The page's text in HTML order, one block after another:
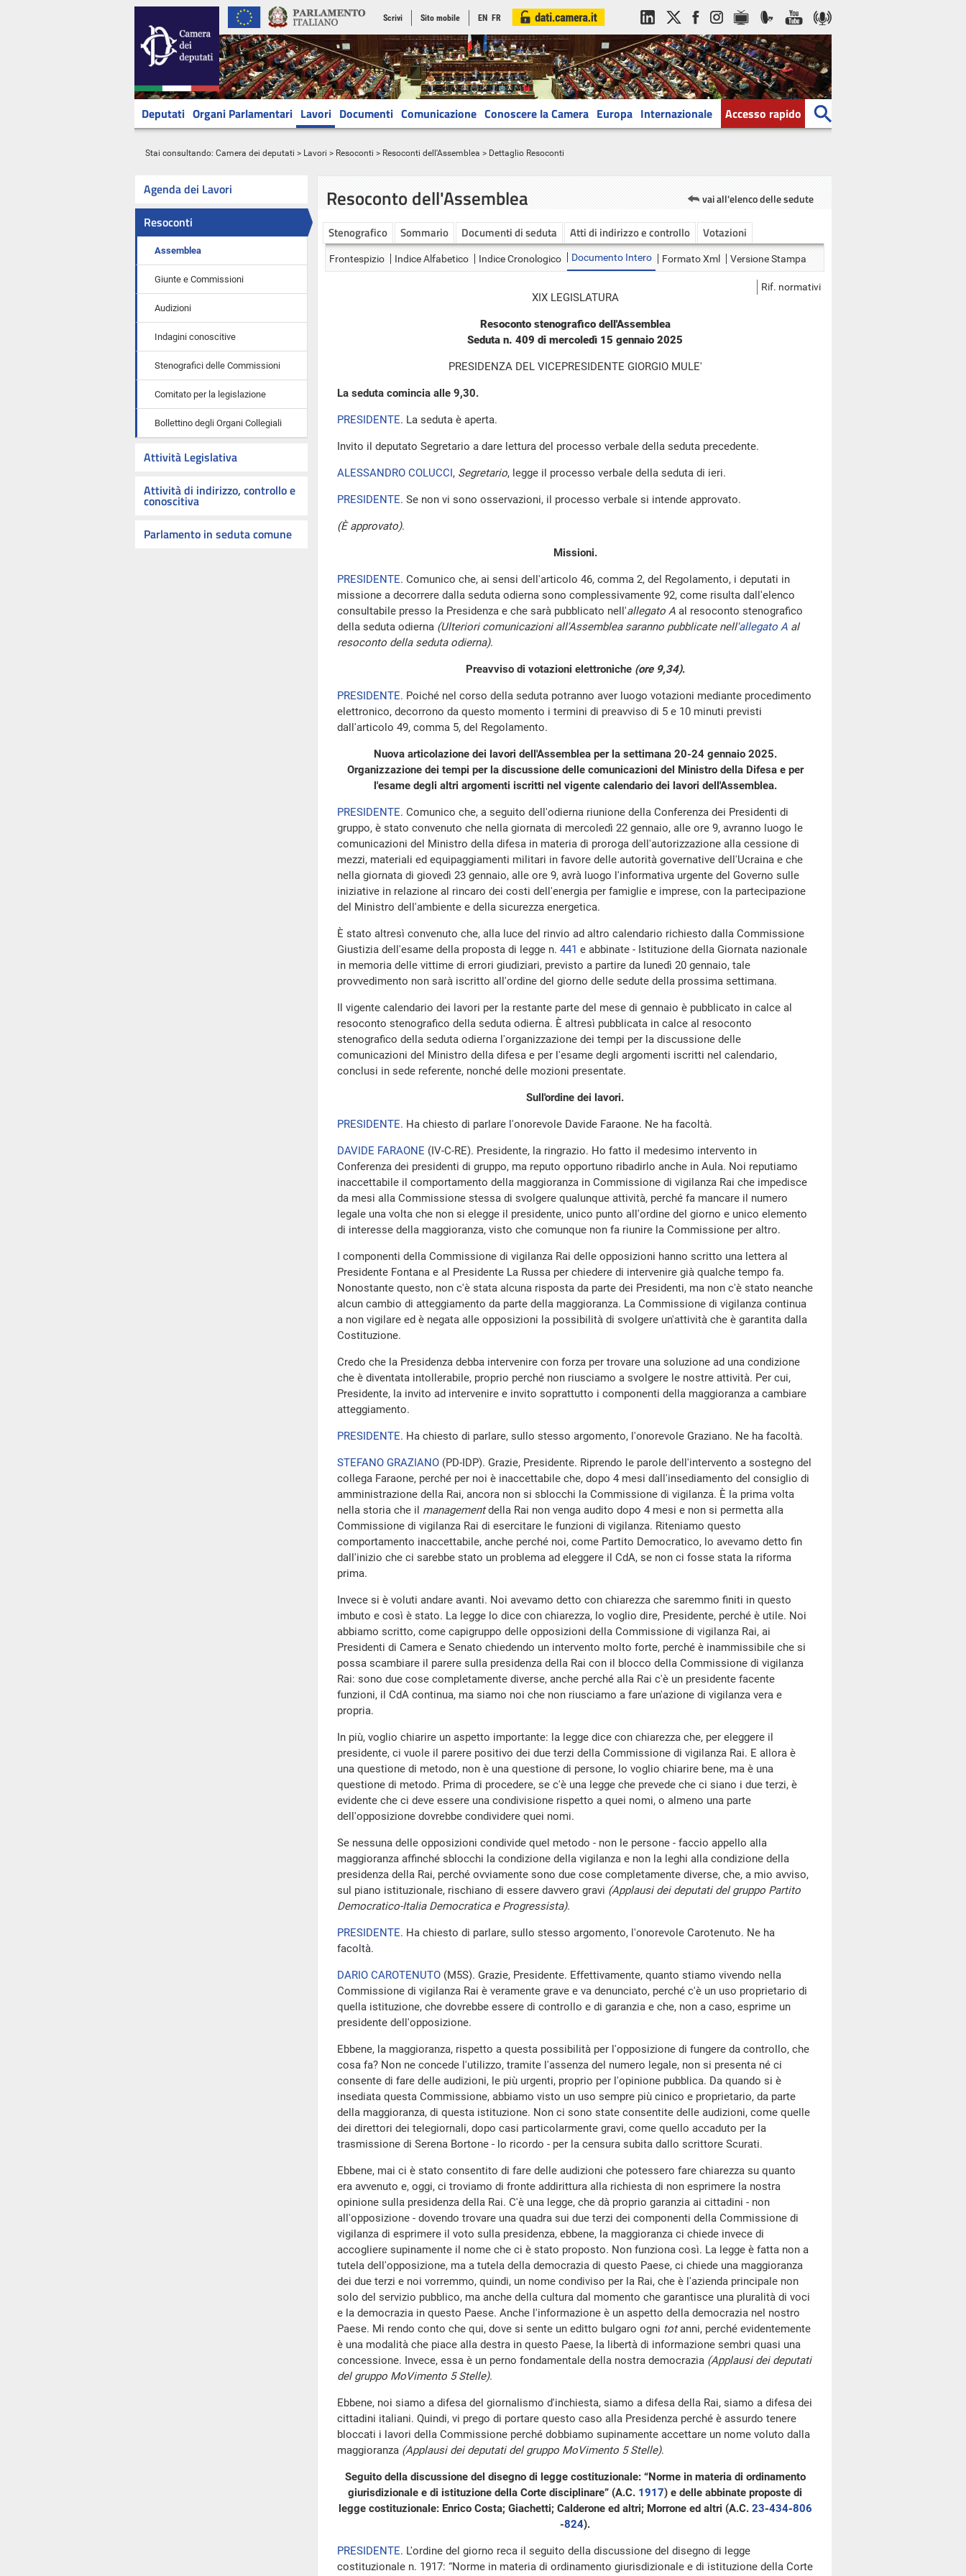
Scrivi Sito mobile EN FR
Deputati Organi Parlamentari Lavori Documenti Comunicazione Conoscere la Camera Europa Internazionale Accesso rapido
Stai consultando: Camera dei deputati > Lavori > Resoconti > Resoconti dell'Assemblea > Dettaglio Resoconti
Agenda dei Lavori
Resoconti
Assemblea
Giunte e Commissioni
Audizioni
Indagini conoscitive
Stenografici delle Commissioni
Comitato per la legislazione
Bollettino degli Organi Collegiali
Attività Legislativa
Attività di indirizzo, controllo e
conoscitiva
Parlamento in seduta comune
Resoconto dell'Assemblea vai all'elenco delle sedute
Stenografico Sommario Documenti di seduta Atti di indirizzo e controllo Votazioni
Frontespizio Indice Alfabetico Indice Cronologico Documento Intero Formato Xml Versione Stampa
Rif. normativi
XIX LEGISLATURA
Resoconto stenografico dell'Assemblea
Seduta n. 409 di mercoledì 15 gennaio 2025
PRESIDENZA DEL VICEPRESIDENTE GIORGIO MULE'
La seduta comincia alle 9,30.
PRESIDENTE. La seduta è aperta.
Invito il deputato Segretario a dare lettura del processo verbale della seduta precedente.
ALESSANDRO COLUCCI, Segretario, legge il processo verbale della seduta di ieri.
PRESIDENTE. Se non vi sono osservazioni, il processo verbale si intende approvato.
(È approvato).
Missioni.
PRESIDENTE. Comunico che, ai sensi dell'articolo 46, comma 2, del Regolamento, i deputati in
missione a decorrere dalla seduta odierna sono complessivamente 92, come risulta dall'elenco
consultabile presso la Presidenza e che sarà pubblicato nell'allegato A al resoconto stenografico
della seduta odierna (Ulteriori comunicazioni all'Assemblea saranno pubblicate nell'allegato A al
resoconto della seduta odierna).
Preavviso di votazioni elettroniche (ore 9,34).
PRESIDENTE. Poiché nel corso della seduta potranno aver luogo votazioni mediante procedimento
elettronico, decorrono da questo momento i termini di preavviso di 5 e 10 minuti previsti
dall'articolo 49, comma 5, del Regolamento.
Nuova articolazione dei lavori dell'Assemblea per la settimana 20-24 gennaio 2025.
Organizzazione dei tempi per la discussione delle comunicazioni del Ministro della Difesa e per
l'esame degli altri argomenti iscritti nel vigente calendario dei lavori dell'Assemblea.
PRESIDENTE. Comunico che, a seguito dell'odierna riunione della Conferenza dei Presidenti di
gruppo, è stato convenuto che nella giornata di mercoledì 22 gennaio, alle ore 9, avranno luogo le
comunicazioni del Ministro della difesa in materia di proroga dell'autorizzazione alla cessione di
mezzi, materiali ed equipaggiamenti militari in favore delle autorità governative dell'Ucraina e che
nella giornata di giovedì 23 gennaio, alle ore 9, avrà luogo l'informativa urgente del Governo sulle
iniziative in relazione al rincaro dei costi dell'energia per famiglie e imprese, con la partecipazione
del Ministro dell'ambiente e della sicurezza energetica.
È stato altresì convenuto che, alla luce del rinvio ad altro calendario richiesto dalla Commissione
Giustizia dell'esame della proposta di legge n. 441 ​ e abbinate - Istituzione della Giornata nazionale
in memoria delle vittime di errori giudiziari, previsto a partire da lunedì 20 gennaio, tale
provvedimento non sarà iscritto all'ordine del giorno delle sedute della prossima settimana.
Il vigente calendario dei lavori per la restante parte del mese di gennaio è pubblicato in calce al
resoconto stenografico della seduta odierna. È altresì pubblicata in calce al resoconto
stenografico della seduta odierna l'organizzazione dei tempi per la discussione delle
comunicazioni del Ministro della difesa e per l'esame degli argomenti iscritti nel calendario,
conclusi in sede referente, nonché delle mozioni presentate.
Sull'ordine dei lavori.
PRESIDENTE. Ha chiesto di parlare l'onorevole Davide Faraone. Ne ha facoltà.
DAVIDE FARAONE (IV-C-RE). Presidente, la ringrazio. Ho fatto il medesimo intervento in
Conferenza dei presidenti di gruppo, ma reputo opportuno ribadirlo anche in Aula. Noi reputiamo
inaccettabile il comportamento della maggioranza in Commissione di vigilanza Rai che impedisce
da mesi alla Commissione stessa di svolgere qualunque attività, perché fa mancare il numero
legale una volta che non si elegge il presidente, unico punto all'ordine del giorno e unico elemento
di interesse della maggioranza, visto che comunque non fa riunire la Commissione per altro.
I componenti della Commissione di vigilanza Rai delle opposizioni hanno scritto una lettera al
Presidente Fontana e al Presidente La Russa per chiedere di intervenire già qualche tempo fa.
Nonostante questo, non c'è stata alcuna risposta da parte dei Presidenti, ma non c'è stato neanche
alcun cambio di atteggiamento da parte della maggioranza. La Commissione di vigilanza continua
a non vigilare ed è negata alle opposizioni la possibilità di svolgere un'attività che è garantita dalla
Costituzione.
Credo che la Presidenza debba intervenire con forza per trovare una soluzione ad una condizione
che è diventata intollerabile, proprio perché non riusciamo a svolgere le nostre attività. Per cui,
Presidente, la invito ad intervenire e invito soprattutto i componenti della maggioranza a cambiare
atteggiamento.
PRESIDENTE. Ha chiesto di parlare, sullo stesso argomento, l'onorevole Graziano. Ne ha facoltà.
STEFANO GRAZIANO (PD-IDP). Grazie, Presidente. Riprendo le parole dell'intervento a sostegno del
collega Faraone, perché per noi è inaccettabile che, dopo 4 mesi dall'insediamento del consiglio di
amministrazione della Rai, ancora non si sblocchi la Commissione di vigilanza. È la prima volta
nella storia che il managementdella Rai non venga audito dopo 4 mesi e non si permetta alla
Commissione di vigilanza Rai di esercitare le funzioni di vigilanza. Riteniamo questo
comportamento inaccettabile, anche perché noi, come Partito Democratico, lo avevamo detto fin
dall'inizio che ci sarebbe stato un problema ad eleggere il CdA, se non ci fosse stata la riforma
prima.
Invece si è voluti andare avanti. Noi avevamo detto con chiarezza che saremmo finiti in questo
imbuto e così è stato. La legge lo dice con chiarezza, lo voglio dire, Presidente, perché è utile. Noi
abbiamo scritto, come capigruppo delle opposizioni della Commissione di vigilanza Rai, ai
Presidenti di Camera e Senato chiedendo un intervento molto forte, perché è inammissibile che si
possa scambiare il parere sulla presidenza della Rai con il blocco della Commissione di vigilanza
Rai: sono due cose completamente diverse, anche perché alla Rai c'è un presidente facente
funzioni, il CdA continua, ma siamo noi che non riusciamo a fare un'azione di vigilanza vera e
propria.
In più, voglio chiarire un aspetto importante: la legge dice con chiarezza che, per eleggere il
presidente, ci vuole il parere positivo dei due terzi della Commissione di vigilanza Rai. E allora è
una questione di metodo, non è una questione di persone, lo voglio chiarire bene, ma è una
questione di metodo. Prima di procedere, se c'è una legge che prevede che ci siano i due terzi, è
evidente che ci deve essere una condivisione rispetto a quei nomi, o almeno una parte
dell'opposizione dovrebbe condividere quei nomi.
Se nessuna delle opposizioni condivide quel metodo - non le persone - faccio appello alla
maggioranza affinché sblocchi la condizione della vigilanza e non la leghi alla condizione della
presidenza della Rai, perché ovviamente sono due cose completamente diverse, che, a mio avviso,
sul piano istituzionale, rischiano di essere davvero gravi (Applausi dei deputati del gruppo Partito
Democratico-Italia Democratica e Progressista).
PRESIDENTE. Ha chiesto di parlare, sullo stesso argomento, l'onorevole Carotenuto. Ne ha
facoltà.
DARIO CAROTENUTO (M5S). Grazie, Presidente. Effettivamente, quanto stiamo vivendo nella
Commissione di vigilanza Rai è veramente grave e va denunciato, perché c'è un uso proprietario di
quella istituzione, che dovrebbe essere di controllo e di garanzia e che, non a caso, esprime un
presidente dell'opposizione.
Ebbene, la maggioranza, rispetto a questa possibilità per l'opposizione di fungere da controllo, che
cosa fa? Non ne concede l'utilizzo, tramite l'assenza del numero legale, non si presenta né ci
consente di fare delle audizioni, le più urgenti, proprio per l'opinione pubblica. Da quando si è
insediata questa Commissione, abbiamo visto un uso sempre più cinico e proprietario, da parte
della maggioranza, di questa istituzione. Non ci sono state consentite delle audizioni, come quelle
dei direttori dei telegiornali, dopo casi particolarmente gravi, come quello accaduto per la
trasmissione di Serena Bortone - lo ricordo - per la censura subita dallo scrittore Scurati.
Ebbene, mai ci è stato consentito di fare delle audizioni che potessero fare chiarezza su quanto
era avvenuto e, oggi, ci troviamo di fronte addirittura alla richiesta di non esprimere la nostra
opinione sulla presidenza della Rai. C'è una legge, che dà proprio garanzia ai cittadini - non
all'opposizione - dovendo trovare una quadra sui due terzi dei componenti della Commissione di
vigilanza di esprimere il voto sulla presidenza, ebbene, la maggioranza ci chiede invece di
accogliere supinamente il nome che ci è stato proposto. Non funziona così. La legge è fatta non a
tutela dell'opposizione, ma a tutela della democrazia di questo Paese, ci chiede una maggioranza
dei due terzi e noi vorremmo, quindi, un nome condiviso per la Rai, che è l'azienda principale non
solo del servizio pubblico, ma anche della cultura dal momento che garantisce una pluralità di voci
e la democrazia in questo Paese. Anche l'informazione è un aspetto della democrazia nel nostro
Paese. Mi rendo conto che qui, dove si sente un editto bulgaro ogni totanni, perché evidentemente
è una modalità che piace alla destra in questo Paese, la libertà di informazione sembri quasi una
concessione. Invece, essa è un perno fondamentale della nostra democrazia (Applausi dei deputati
del gruppo MoVimento 5 Stelle).
Ebbene, noi siamo a difesa del giornalismo d'inchiesta, siamo a difesa della Rai, siamo a difesa dei
cittadini italiani. Quindi, vi prego di portare questo caso alla Presidenza perché è assurdo tenere
bloccati i lavori della Commissione perché dobbiamo supinamente accettare un nome voluto dalla
maggioranza (Applausi dei deputati del gruppo MoVimento 5 Stelle).
Seguito della discussione del disegno di legge costituzionale: “Norme in materia di ordinamento
giurisdizionale e di istituzione della Corte disciplinare” (A.C. 1917​) e delle abbinate proposte di
legge costituzionale: Enrico Costa; Giachetti; Calderone ed altri; Morrone ed altri (A.C. 23​-434​-806
-824​).
PRESIDENTE. L'ordine del giorno reca il seguito della discussione del disegno di legge
costituzionale n. 1917: “Norme in materia di ordinamento giurisdizionale e di istituzione della Corte